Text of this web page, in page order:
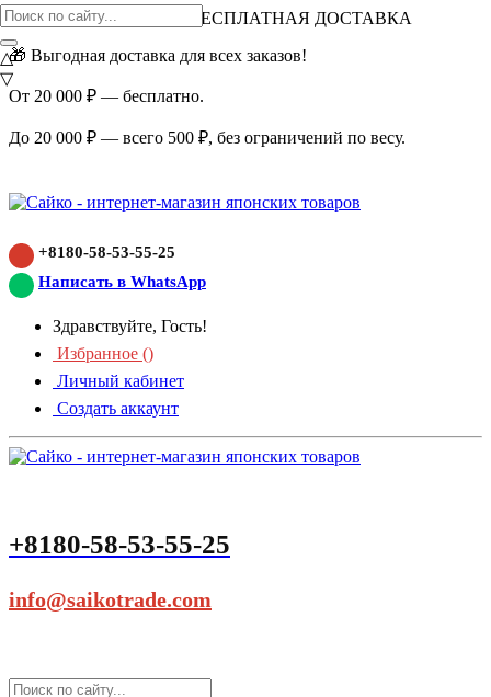
ВНИМАНИЕ АКЦИЯ!
БЕСПЛАТНАЯ ДОСТАВКА
🎁 Выгодная доставка для всех заказов!
От 20 000 ₽ — бесплатно.
До 20 000 ₽ — всего 500 ₽, без ограничений по весу.
+8180-58-53-55-25
Написать в WhatsApp
Здравствуйте, Гость!
Избранное ()
Личный кабинет
Создать аккаунт
+8180-58-53-55-25
info@saikotrade.com
△
▽